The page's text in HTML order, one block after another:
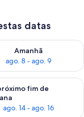
datas
ago. 7 - ago. 8
Amanhã
ago. 8 - ago. 9
a disponibilidade
semana, ago. 7 -
fim de
ago. 14 - ago. 16
a disponibilidade